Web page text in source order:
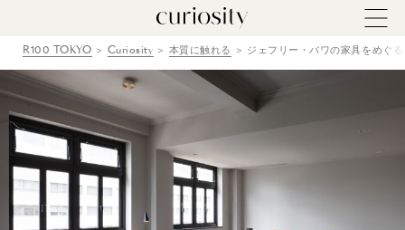
R100 TOKYO Curiosity 本質に触れる ジェフリー・バワの家具をめぐ